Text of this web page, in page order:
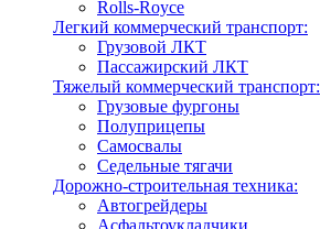
Rolls-Royce
Легкий коммерческий транспорт:
Грузовой ЛКТ
Пассажирский ЛКТ
Тяжелый коммерческий транспорт:
Грузовые фургоны
Полуприцепы
Самосвалы
Седельные тягачи
Дорожно-строительная техника:
Автогрейдеры
Асфальтоукладчики